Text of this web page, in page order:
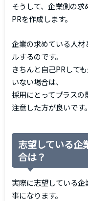
そうして、企業側の
PRを作成します。
企業の求めている人
ルするのです。
きちんと自己PRして
いない場合は、
採用にとってプラス
注意した方が良いです。
志望している企
合は？
実際に志望している
事になります。